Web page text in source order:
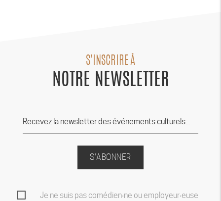
S'INSCRIRE À
NOTRE NEWSLETTER
S'ABONNER
Je ne suis pas comédien‧ne ou employeur‧euse